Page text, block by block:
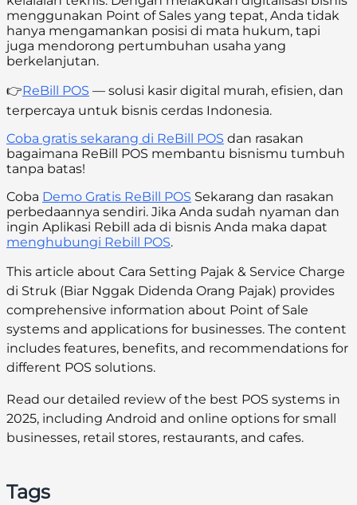
menggunakan Point of Sales yang tepat, Anda tidak
hanya mengamankan posisi di mata hukum, tapi
juga mendorong pertumbuhan usaha yang
berkelanjutan.
👉ReBill POS — solusi kasir digital murah, efisien, dan
terpercaya untuk bisnis cerdas Indonesia.
Coba gratis sekarang di ReBill POS dan rasakan
bagaimana ReBill POS membantu bisnismu tumbuh
tanpa batas!
Coba Demo Gratis ReBill POS Sekarang dan rasakan
perbedaannya sendiri. Jika Anda sudah nyaman dan
ingin Aplikasi Rebill ada di bisnis Anda maka dapat
menghubungi Rebill POS.
This article about Cara Setting Pajak & Service Charge
di Struk (Biar Nggak Didenda Orang Pajak) provides
comprehensive information about Point of Sale
systems and applications for businesses. The content
includes features, benefits, and recommendations for
different POS solutions.
Read our detailed review of the best POS systems in
2025, including Android and online options for small
businesses, retail stores, restaurants, and cafes.
Tags